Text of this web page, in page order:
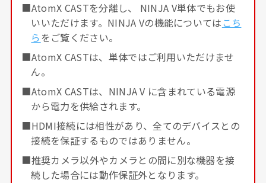
■AtomX CASTを分離し、 NINJA V単体でもお使
いいただけます。NINJA Vの機能については こち
ら をご覧ください。
■AtomX CASTは、単体ではご利用いただけませ
ん。
■AtomX CASTは、NINJA V に含まれている電源
から電力を供給されます。
■HDMI接続には相性があり、全てのデバイスとの
接続を保証するものではありません。
■推奨カメラ以外やカメラとの間に別な機器を接
続した場合には動作保証外となります。